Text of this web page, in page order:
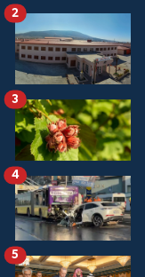
2
3
4
5